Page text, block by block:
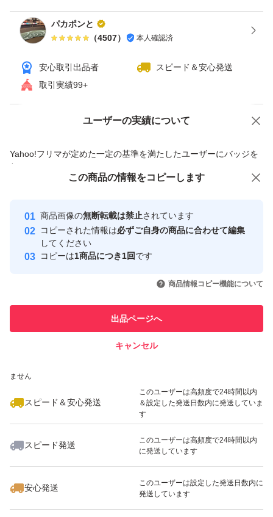
パカポンと
（4507） 本人確認済
安心取引出品者
スピード＆安心発送
取引実績99+
ユーザーの実績について
Yahoo!フリマが定めた一定の基準を満たしたユーザーにバッジを
付与しています
安心取引出品者
心・安全なユーザーです
取引実績
引を完了させた実績があります
での取引実績があります
ません
スピード＆安心発送
このユーザーは高頻度で24時間以内
＆設定した発送日数内に発送していま
す
スピード発送
このユーザーは高頻度で24時間以内
に発送しています
安心発送
このユーザーは設定した発送日数内に
発送しています
価格の相談 商品への質問
この商品の情報をコピーします
商品画像の無断転載は禁止されています
コピーされた情報は必ずご自身の商品に合わせて編集
してください
コピーは1商品につき1回です
商品情報コピー機能について
出品ページへ
キャンセル
この商品をみている人にオススメ
いいね！
2,699